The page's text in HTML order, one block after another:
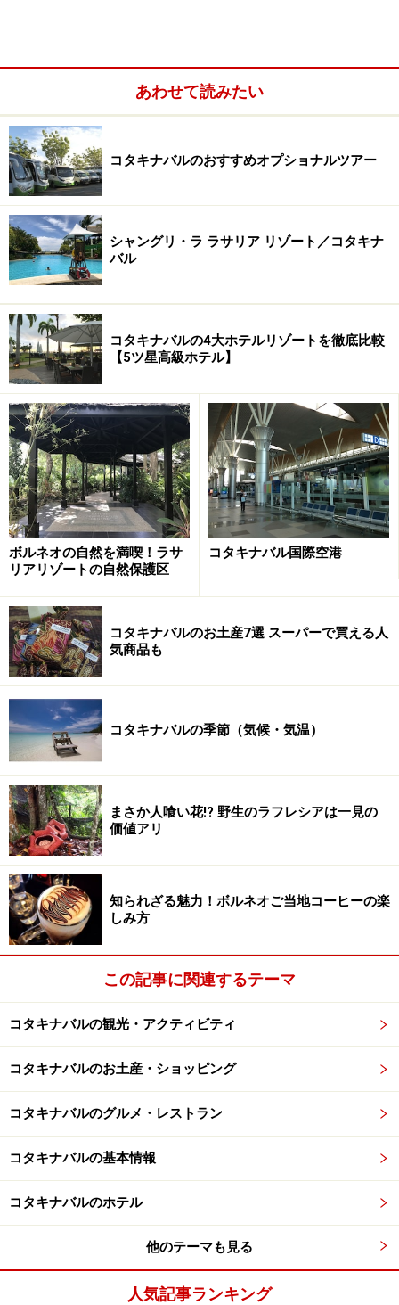
シーフード屋台
ずらりと並ぶシーフード。テーブルの各列ごとにお店が分か
れて営業しています
ナイトマーケットの中心的存在がシーフードの炭火焼屋
台。各お店のテーブルには焼いて火を通したシーフード
が並べられており、好きなものを選んで注文すると、ピ
リ辛のタレが塗られ、さらに焼かれて出てきます。
注文の一例。手前がキニラウ。手羽先は他の屋台から買って
きたもの。ココナッツジュースも注文可能
例えば右の写真のエビ３串が10リンギット、イカ2串が
10リンギット。食材の種類、また同じ食材でもサイズに
よって値段は変わり、ロブスターなど100リンギット以
ましょう。
ここの屋台を営業しているのはフィリピン系民族の人た
ちで、調理スタイルもフィリピン風。炭火焼以外にもサ
イドメニューとして、ライムを絞って食べる海ブドウ、
ボルネオ伝統料理ヒナバとよく似たフィリピン料理の魚
のマリネ「キニラウ」、青マンゴーのサラダが用意され
ており、一皿3リンギット。白ご飯は一皿1リンギットで
す。
同じテーブルで食べていた大学生。皆さんボルネオの離島出
身で魚好き
各テーブルごとにお店が違うのですが、料金や味付けな
どはどこもほぼ同じ。並んでいる魚や店員さんの雰囲気
から美味しそうなおを選んでオーダーしてから席につき
ます。お会計は食事が終わってから。
長テーブルの相席で食べるので、地元の人たちと交流で
きるのもこの屋台の醍醐味です。
い。
ださい。
1/3 次のページへ
あわせて読みたい
コタキナバルのおすすめオプショナルツアー
シャングリ・ラ ラサリア リゾート／コタキナ
バル
コタキナバルの4大ホテルリゾートを徹底比較
【5ツ星高級ホテル】
ボルネオの自然を満喫！ラサ
リアリゾートの自然保護区
コタキナバル国際空港
コタキナバルのお土産7選 スーパーで買える人
気商品も
コタキナバルの季節（気候・気温）
まさか人喰い花!? 野生のラフレシアは一見の
価値アリ
知られざる魅力！ボルネオご当地コーヒーの楽
しみ方
この記事に関連するテーマ
コタキナバルの観光・アクティビティ
コタキナバルのお土産・ショッピング
コタキナバルのグルメ・レストラン
コタキナバルの基本情報
コタキナバルのホテル
他のテーマも見る
人気記事ランキング